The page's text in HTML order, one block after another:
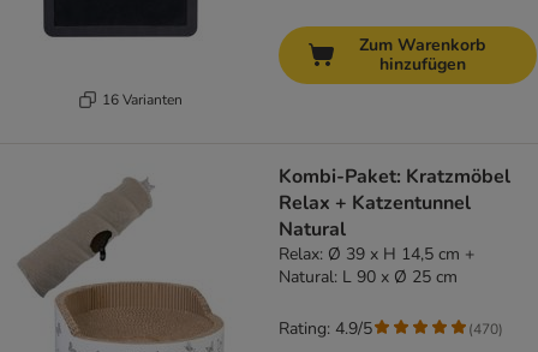
16 Varianten
Zum Warenkorb
hinzufügen
Kombi-Paket: Kratzmöbel
Relax + Katzentunnel
Natural
Relax: Ø 39 x H 14,5 cm +
Natural: L 90 x Ø 25 cm
Rating: 4.9/5 (470)